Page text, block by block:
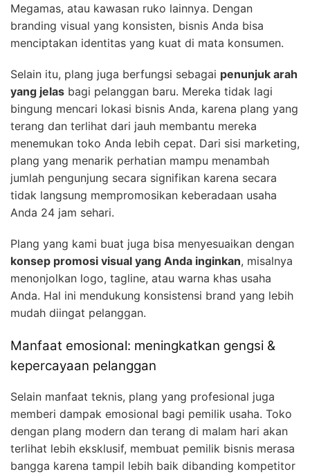
Megamas, atau kawasan ruko lainnya. Dengan
branding visual yang konsisten, bisnis Anda bisa
menciptakan identitas yang kuat di mata konsumen.
Selain itu, plang juga berfungsi sebagai penunjuk arah
yang jelas bagi pelanggan baru. Mereka tidak lagi
bingung mencari lokasi bisnis Anda, karena plang yang
terang dan terlihat dari jauh membantu mereka
menemukan toko Anda lebih cepat. Dari sisi marketing,
plang yang menarik perhatian mampu menambah
jumlah pengunjung secara signifikan karena secara
tidak langsung mempromosikan keberadaan usaha
Anda 24 jam sehari.
Plang yang kami buat juga bisa menyesuaikan dengan
konsep promosi visual yang Anda inginkan, misalnya
menonjolkan logo, tagline, atau warna khas usaha
Anda. Hal ini mendukung konsistensi brand yang lebih
mudah diingat pelanggan.
Manfaat emosional: meningkatkan gengsi &
kepercayaan pelanggan
Selain manfaat teknis, plang yang profesional juga
memberi dampak emosional bagi pemilik usaha. Toko
dengan plang modern dan terang di malam hari akan
terlihat lebih eksklusif, membuat pemilik bisnis merasa
bangga karena tampil lebih baik dibanding kompetitor